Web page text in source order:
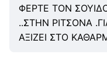
ΦΕΡΤΕ ΤΟΝ
..ΣΤΗΝ ΡΙΤΣΟΝΑ
ΑΞΙΖΕΙ ΣΤΟ